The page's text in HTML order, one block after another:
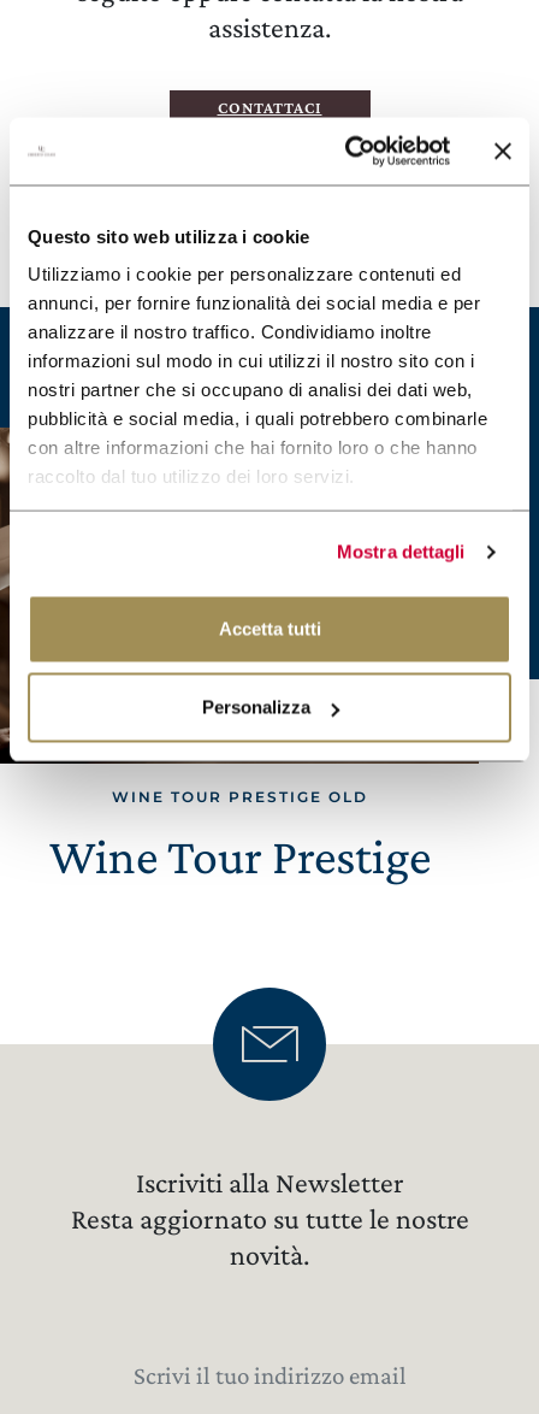
Questo sito web utilizza i cookie
Utilizziamo i cookie per personalizzare contenuti ed
annunci, per fornire funzionalità dei social media e per
analizzare il nostro traffico. Condividiamo inoltre
informazioni sul modo in cui utilizzi il nostro sito con i
nostri partner che si occupano di analisi dei dati web,
pubblicità e social media, i quali potrebbero combinarle
con altre informazioni che hai fornito loro o che hanno
raccolto dal tuo utilizzo dei loro servizi.
Mostra dettagli
Accetta tutti
Personalizza
PRESS ROOM
CONTATTI
IL NOSTRO SHOP
EXCLUSIVE
WINE CLUB
AREA RISERVATA
CERCA
assistenza.
CONTATTACI
UN MONDO DI ESPERIENZE DA
SCOPRIRE
WINE TOUR PRESTIGE OLD
Wine Tour Prestige
Iscriviti alla Newsletter
Resta aggiornato su tutte le nostre
novità.